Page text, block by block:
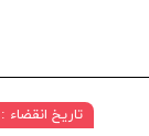
تاریخ انقضاء : 12/2026